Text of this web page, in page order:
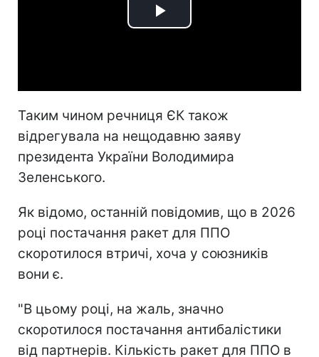
Play
Таким чином речниця ЄК також
відрегувала на нещодавню заяву
президента України Володимира
Зеленського.
Як відомо, останній повідомив, що в 2026
році постачання ракет для ППО
скоротилося втричі, хоча у союзників
вони є.
"В цьому році, на жаль, значно
скоротилося постачання антибалістики
від партнерів. Кількість ракет для ППО в